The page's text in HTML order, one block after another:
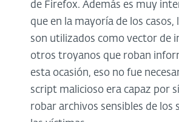
de Firefox. Además es muy
que en la mayoría de los casos,
son utilizados como vector de
otros troyanos que roban
esta ocasión, eso no fue
script malicioso era capaz por
robar archivos sensibles de los